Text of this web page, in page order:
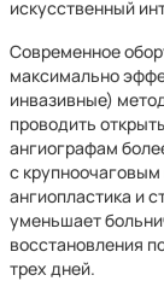
искусственный
Современное
максимально
инвазивные)
проводить
ангиографам
с
ангиопластика и
уменьшает
восстановления
трех дней.